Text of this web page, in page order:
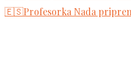
🇪🇸Profesorka Nada